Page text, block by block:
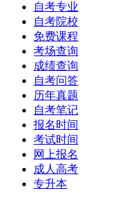
自考专业
自考院校
免费课程
考场查询
成绩查询
自考问答
历年真题
自考笔记
报名时间
考试时间
网上报名
成人高考
专升本